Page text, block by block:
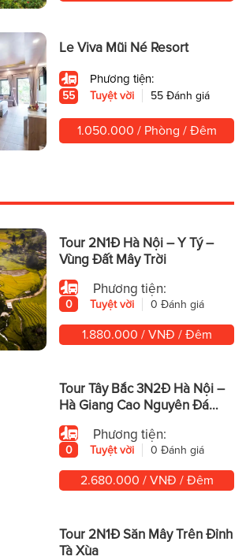
Le Viva Mũi Né Resort
Phương tiện:
55 Tuyệt vời 55 Đánh giá
1.050.000 / Phòng / Đêm
Tour 2N1Đ Hà Nội – Y Tý –
Vùng Đất Mây Trời
Phương tiện:
0 Tuyệt vời 0 Đánh giá
1.880.000 / VNĐ / Đêm
Tour Tây Bắc 3N2Đ Hà Nội –
Hà Giang Cao Nguyên Đá
Hùng Vĩ
Phương tiện:
0 Tuyệt vời 0 Đánh giá
2.680.000 / VNĐ / Đêm
Tour 2N1Đ Săn Mây Trên Đỉnh
Tà Xùa